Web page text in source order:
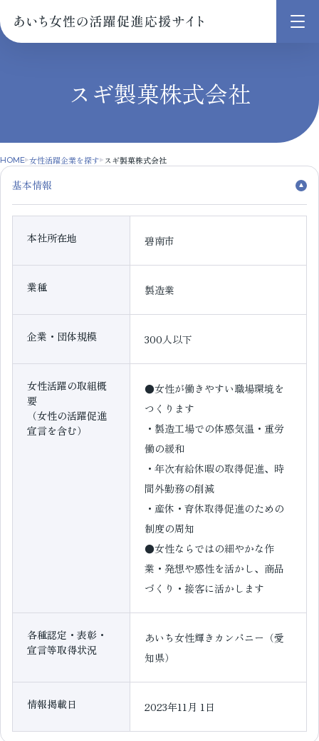
メ
スギ製菓株式会社
HOME 女性活躍企業を探す スギ製菓株式会社
基本情報
本社所在地 碧南市
業種 製造業
企業・団体規模 300人以下
女性活躍の取組概
要
（女性の活躍促進
宣言を含む）
●女性が働きやすい職場環境を
つくります
・製造工場での体感気温・重労
働の緩和
・年次有給休暇の取得促進、時
間外勤務の削減
・産休・育休取得促進のための
制度の周知
●女性ならではの細やかな作
業・発想や感性を活かし、商品
づくり・接客に活かします
各種認定・表彰・
宣言等取得状況
あいち女性輝きカンパニー（愛
知県）
情報掲載日 2023年11月 1日